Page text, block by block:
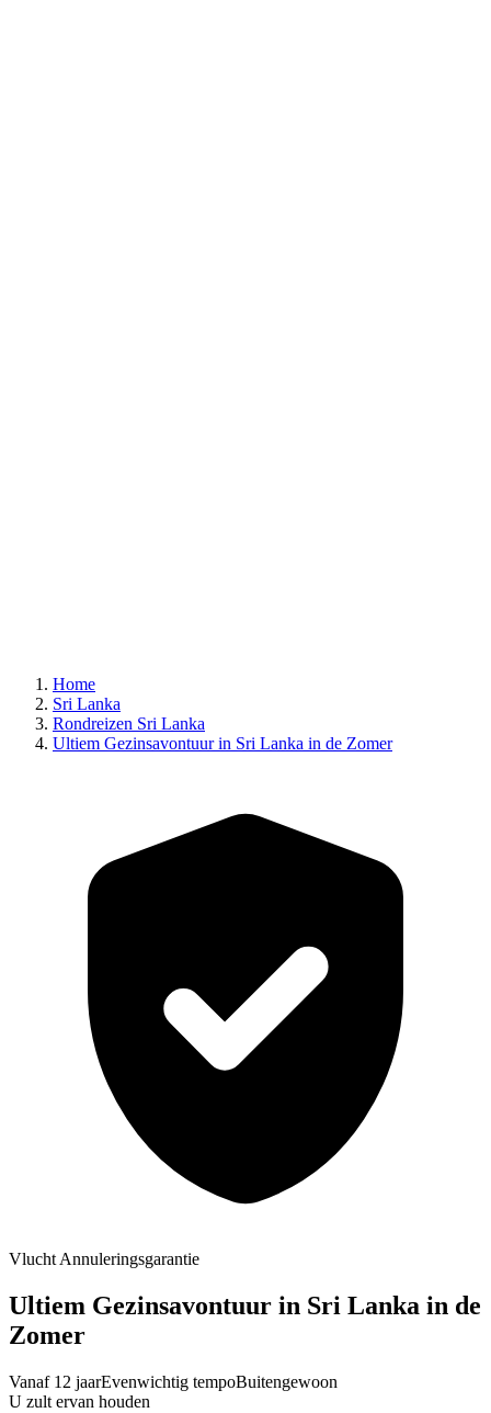
Home
Sri Lanka
Rondreizen Sri Lanka
Ultiem Gezinsavontuur in Sri Lanka in de Zomer
Vlucht Annuleringsgarantie
Ultiem Gezinsavontuur in Sri Lanka in de
Zomer
Vanaf 12 jaarEvenwichtig tempoBuitengewoon
U zult ervan houden